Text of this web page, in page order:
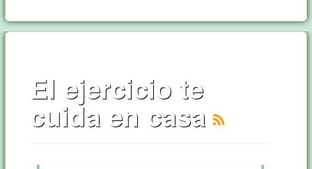
El ejercicio te
cuida en casa